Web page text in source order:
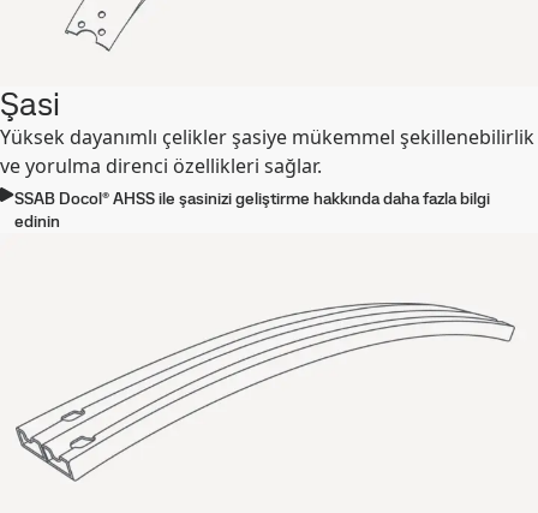
Şasi
Yüksek dayanımlı çelikler şasiye mükemmel şekillenebilirlik
ve yorulma direnci özellikleri sağlar.
SSAB Docol® AHSS ile şasinizi geliştirme hakkında daha fazla bilgi
edinin